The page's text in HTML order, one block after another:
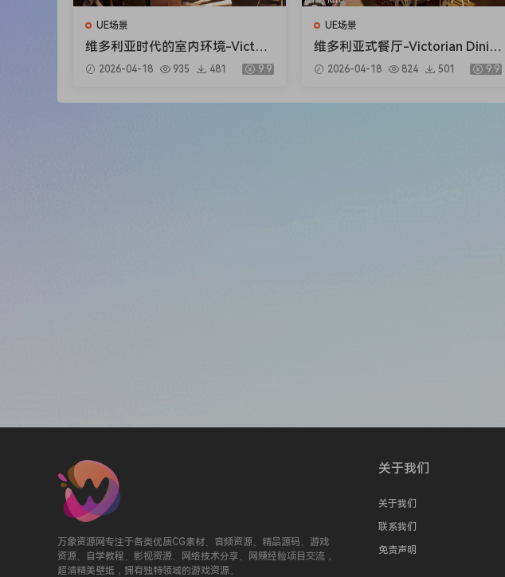
UE场景
维多利亚时代的室内环境-Victori
an Interior Environment
2026-04-18 935 481 9.9
UE场景
维多利亚式餐厅-Victorian Dinin
g Room
2026-04-18 824 501 9.9
万象资源网专注于各类优质CG素材、音频资源、精品源码、游戏
资源、自学教程、影视资源、网络技术分享、网赚经验项目交流，
超清精美壁纸，拥有独特领域的游戏资源。
关于我们
关于我们
联系我们
免责声明